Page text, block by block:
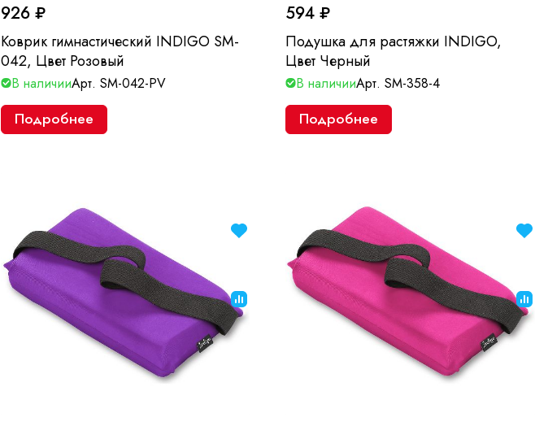
926 ₽
Коврик гимнастический INDIGO SM-
042, Цвет Розовый
В наличииАрт. SM-042-PV
Подробнее
594 ₽
Подушка для растяжки INDIGO,
Цвет Черный
В наличииАрт.SM-358-4
Подробнее